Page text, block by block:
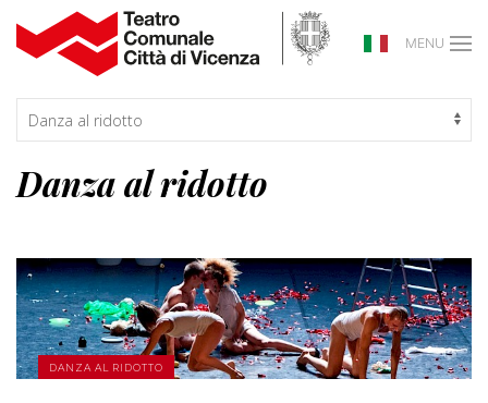
MENU
Danza al ridotto
DANZA AL RIDOTTO
SCOPRI DI PIÙ